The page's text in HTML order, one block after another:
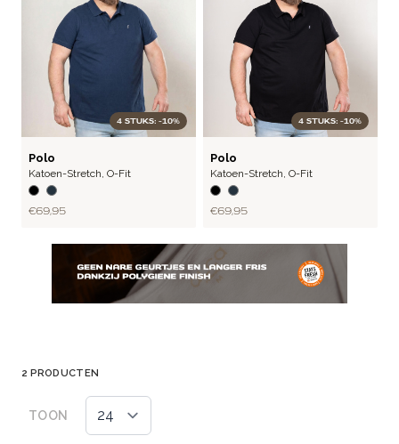
4 STUKS: -10%
FLEX
Polo
Katoen-Stretch, O-Fit
€ 69,95
4 STUKS: -10%
FLEX
Polo
Katoen-Stretch, O-Fit
€ 69,95
2 PRODUCTEN
TOON